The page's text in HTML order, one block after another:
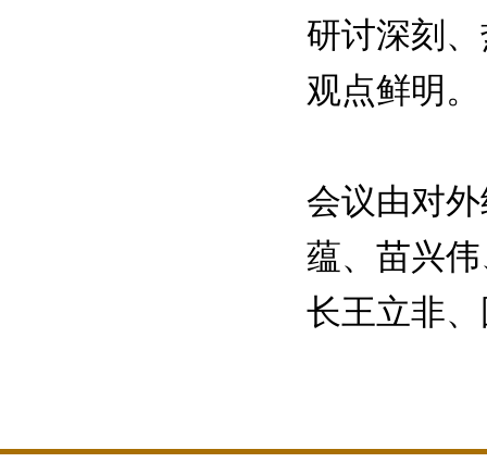
研讨深刻
观点鲜明。
会议由对
蕴、苗兴
长王立非